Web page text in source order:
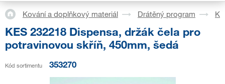
Kování a doplňkový materiál Drátěný program
KES 232218 Dispensa, držák čela pro
potravinovou skříň, 450mm, šedá
Kód sortimentu 353270